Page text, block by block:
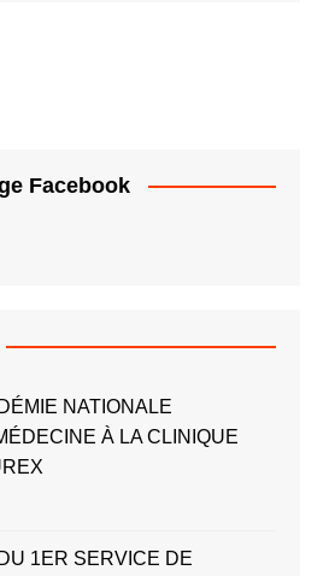
Facebook
NATIONALE
À LA CLINIQUE
1ER SERVICE DE